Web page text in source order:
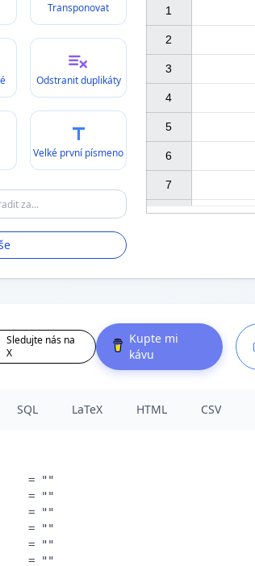
Transponovat
Odstranit duplikáty
Velké první písmeno
1
2
3
4
5
6
7
Sledujte nás na
X
Kupte mi
kávu
SQL LaTeX HTML CSV